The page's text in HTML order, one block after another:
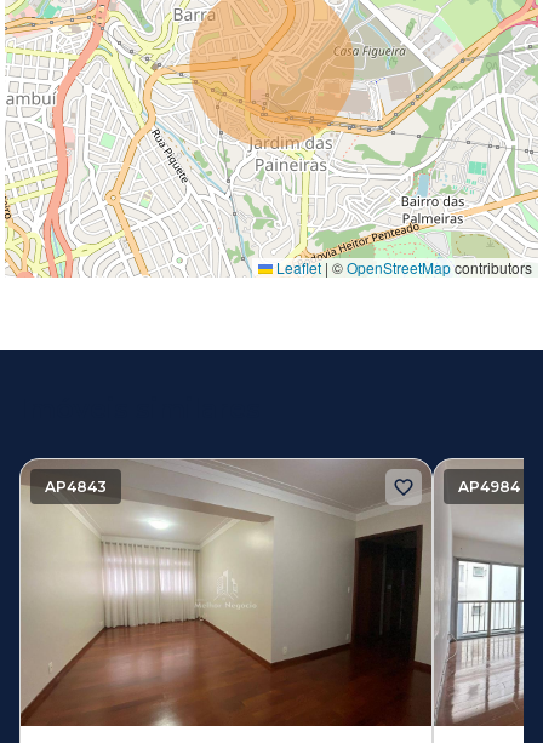
Leaflet | ©OpenStreetMapcontributors
AP4843 AP4984